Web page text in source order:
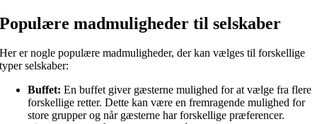
Populære madmuligheder til selskaber
Her er nogle populære madmuligheder, der kan vælges til forskellige
typer selskaber:
Buffet: En buffet giver gæsterne mulighed for at vælge fra flere
forskellige retter. Dette kan være en fremragende mulighed for
store grupper og når gæsterne har forskellige præferencer.